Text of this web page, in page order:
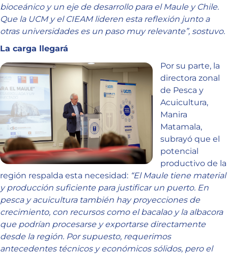
bioceánico y un eje de desarrollo para el Maule y Chile.
Que la UCM y el CIEAM lideren esta reflexión junto a
otras universidades es un paso muy relevante”, sostuvo.
La carga llegará
Por su parte, la
directora zonal
de Pesca y
Acuicultura,
Manira
Matamala,
subrayó que el
potencial
productivo de la
región respalda esta necesidad: “El Maule tiene material
y producción suficiente para justificar un puerto. En
pesca y acuicultura también hay proyecciones de
crecimiento, con recursos como el bacalao y la albacora
que podrían procesarse y exportarse directamente
desde la región. Por supuesto, requerimos
antecedentes técnicos y económicos sólidos, pero el